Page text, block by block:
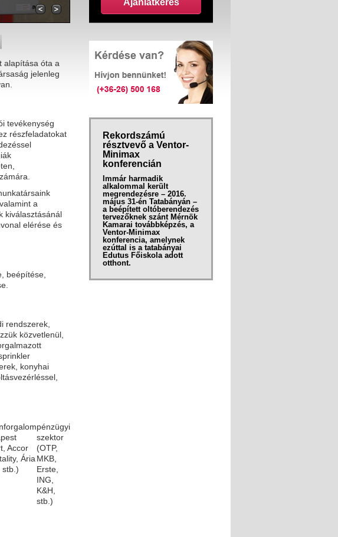
vannak, így az Argonite kiváló környezetvédelmi tulajdonságokkal
Tovább »
alapítása óta a
jelenleg
tevékenység
részfeladatokat
a
kiválasztásánál
elérése és
beépítése,
rendszerek,
közvetlenül,
konyhai
Accor
Ária
stb.)
pénzügyi
szektor
(OTP,
MKB,
Erste,
ING,
K&H,
stb.)
Rekordszámú
résztvevő a Ventor-
Minimax
konferencián
Immár harmadik
alkalommal került
megrendezésre – 2016.
május 31-én Tatabányán –
a beépített oltóberendezés
tervezőknek szánt Mérnök
Kamarai továbbképzés, a
Ventor-Minimax
konferencia, amelynek
ezúttal is a tatabányai
Edutus Főiskola adott
otthont.